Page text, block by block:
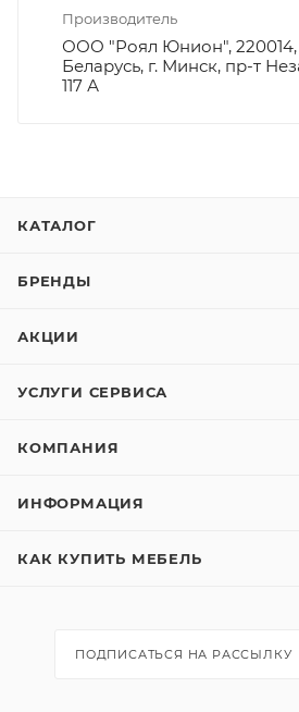
Производитель
ООО "Роял Юнион", 220014,
Беларусь, г. Минск, пр-т
117 А
КАТАЛОГ
БРЕНДЫ
АКЦИИ
УСЛУГИ СЕРВИСА
КОМПАНИЯ
ИНФОРМАЦИЯ
КАК КУПИТЬ МЕБЕЛЬ
ПОДПИСАТЬСЯ НА РАССЫЛКУ